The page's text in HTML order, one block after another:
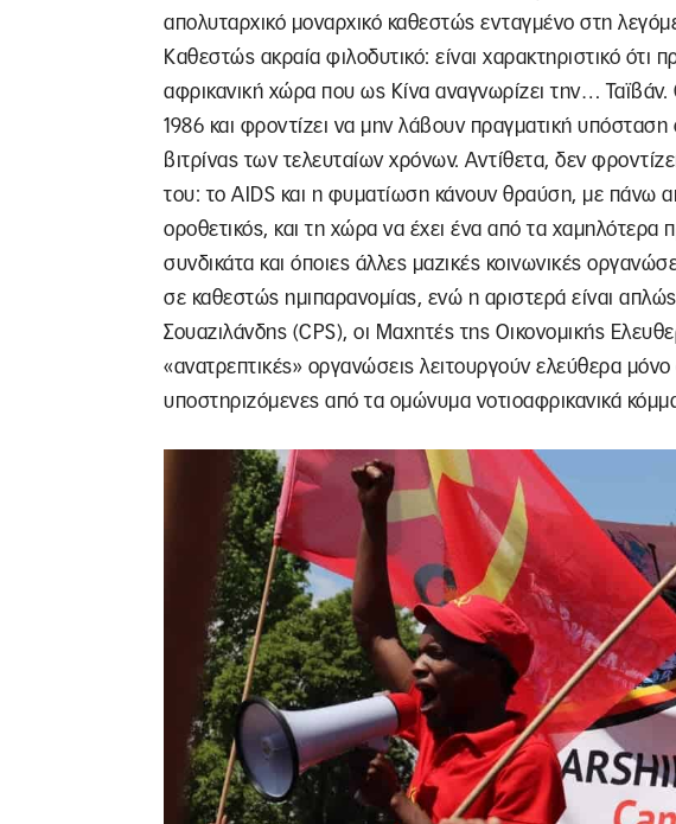
απολυταρχικό μοναρχικό καθεστώς ενταγμένο στη
Καθεστώς ακραία φιλοδυτικό: είναι χαρακτηριστικό ότι
αφρικανική χώρα που ως Κίνα αναγνωρίζει την…
1986 και φροντίζει να μην λάβουν πραγματική υπόσταση
βιτρίνας των τελευταίων χρόνων. Αντίθετα, δεν
του: το AIDS και η φυματίωση κάνουν θραύση, με πάνω
οροθετικός, και τη χώρα να έχει ένα από τα
συνδικάτα και όποιες άλλες μαζικές κοινωνικές
σε καθεστώς ημιπαρανομίας, ενώ η αριστερά είναι
Σουαζιλάνδης (CPS), οι Μαχητές της Οικονομικής
«ανατρεπτικές» οργανώσεις λειτουργούν ελεύθερα μόνο
υποστηριζόμενες από τα ομώνυμα νοτιοαφρικανικά